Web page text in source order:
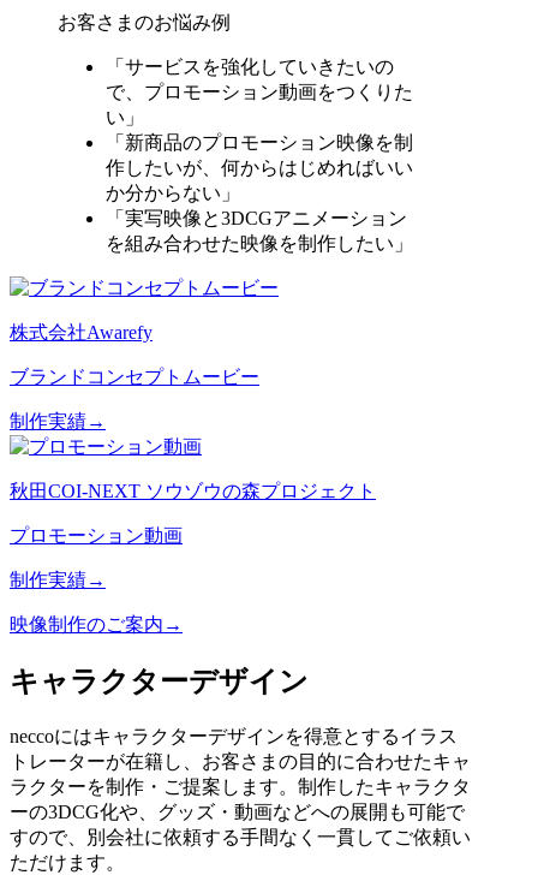
お客さまのお悩み例
「サービスを強化していきたいの
で、プロモーション動画をつくりた
い」
「新商品のプロモーション映像を制
作したいが、何からはじめればいい
か分からない」
「実写映像と3DCGアニメーション
を組み合わせた映像を制作したい」
株式会社Awarefy
ブランドコンセプトムービー
制作実績→
秋田COI-NEXT ソウゾウの森プロジェクト
プロモーション動画
制作実績→
映像制作のご案内→
キャラクターデザイン
neccoにはキャラクターデザインを得意とするイラス
トレーターが在籍し、お客さまの目的に合わせたキャ
ラクターを制作・ご提案します。制作したキャラクタ
ーの3DCG化や、グッズ・動画などへの展開も可能で
すので、別会社に依頼する手間なく一貫してご依頼い
ただけます。